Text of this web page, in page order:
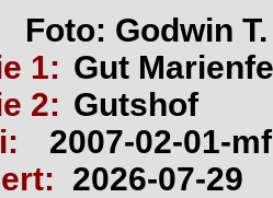
Foto: Godwin
1: Gut
2: Gutshof
2007-02-01-
2026-07-29